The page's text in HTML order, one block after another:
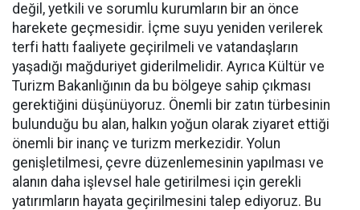
değil, yetkili ve sorumlu kurumların bir an önce
harekete geçmesidir. İçme suyu yeniden verilerek
terfi hattı faaliyete geçirilmeli ve vatandaşların
yaşadığı mağduriyet giderilmelidir. Ayrıca Kültür ve
Turizm Bakanlığının da bu bölgeye sahip çıkması
gerektiğini düşünüyoruz. Önemli bir zatın türbesinin
bulunduğu bu alan, halkın yoğun olarak ziyaret ettiği
önemli bir inanç ve turizm merkezidir. Yolun
genişletilmesi, çevre düzenlemesinin yapılması ve
alanın daha işlevsel hale getirilmesi için gerekli
yatırımların hayata geçirilmesini talep ediyoruz. Bu